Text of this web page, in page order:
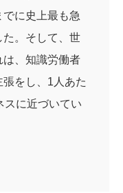
でに史上最も急
た。そして、世
、知識労働者
をし、1人あた
スに近づいてい